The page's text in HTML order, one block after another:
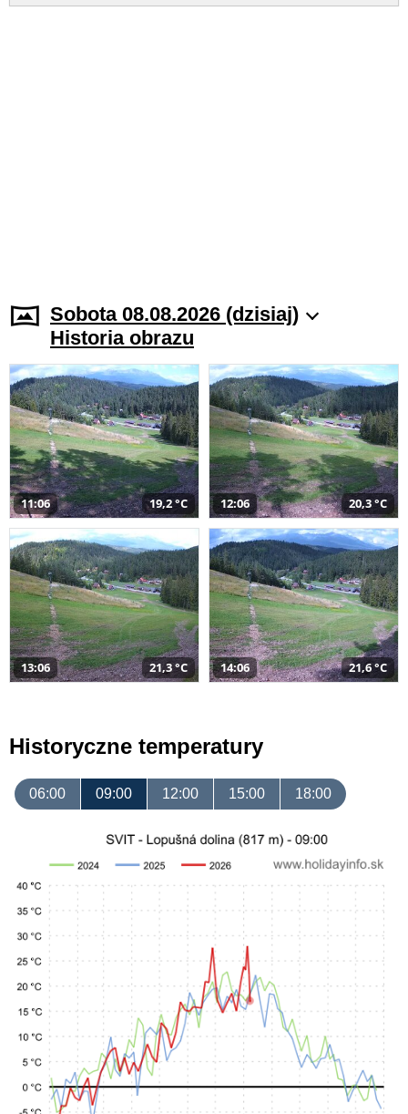
Sobota 08.08.2026 (dzisiaj)
Historia obrazu
11:06 19,2 °C 12:06 20,3 °C
13:06 21,3 °C 14:06 21,6 °C
Historyczne temperatury
06:00 09:00 12:00 15:00 18:00